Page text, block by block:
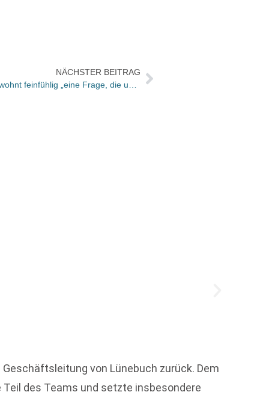
NÄCHSTER BEITRAG
von Lünebuch zurück. Dem
des Teams und setzte insbesondere